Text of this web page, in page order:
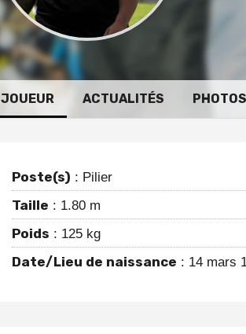
JOUEUR ACTUALITÉS PHOTOS
Poste(s) : Pilier
Taille : 1.80 m
Poids : 125 kg
Date/Lieu de naissance : 14 mars